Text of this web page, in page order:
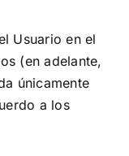
Usuario en el
(en adelante,
únicamente
a los